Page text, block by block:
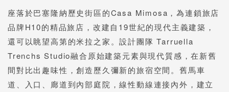
座落於巴塞隆納歷史街區的Casa Mimosa，為連鎖旅店
品牌H10的精品旅店，改建自19世紀的現代主義建築，
還可以眺望高第的米拉之家。設計團隊 Tarruella
Trenchs Studio融合原始建築元素與現代質感，在新舊
間對比出趣味性，創造歷久彌新的旅宿空間。舊馬車
道、入口、廊道到內部庭院，線性動線連接內外，建立